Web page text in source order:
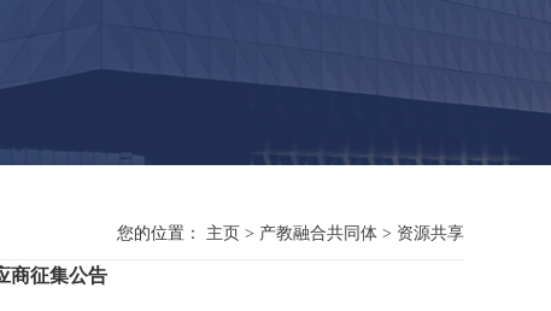
您的位置： 主页 > 产教融合共同体 > 资源共享
商征集公告